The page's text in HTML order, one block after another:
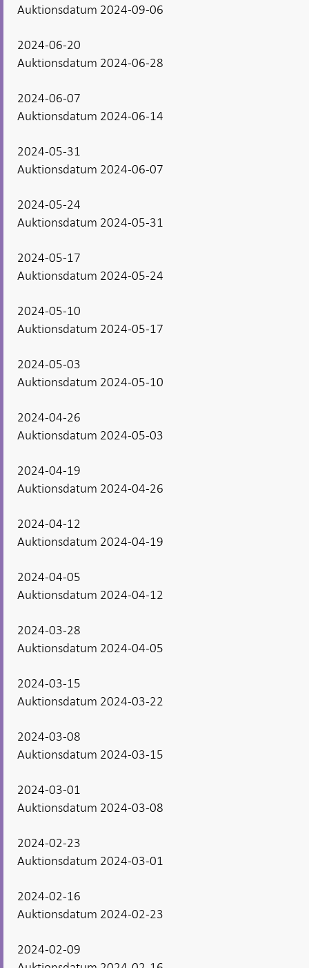
Auktionsdatum 2024-09-06
2024-06-20
Auktionsdatum 2024-06-28
2024-06-07
Auktionsdatum 2024-06-14
2024-05-31
Auktionsdatum 2024-06-07
2024-05-24
Auktionsdatum 2024-05-31
2024-05-17
Auktionsdatum 2024-05-24
2024-05-10
Auktionsdatum 2024-05-17
2024-05-03
Auktionsdatum 2024-05-10
2024-04-26
Auktionsdatum 2024-05-03
2024-04-19
Auktionsdatum 2024-04-26
2024-04-12
Auktionsdatum 2024-04-19
2024-04-05
Auktionsdatum 2024-04-12
2024-03-28
Auktionsdatum 2024-04-05
2024-03-15
Auktionsdatum 2024-03-22
2024-03-08
Auktionsdatum 2024-03-15
2024-03-01
Auktionsdatum 2024-03-08
2024-02-23
Auktionsdatum 2024-03-01
2024-02-16
Auktionsdatum 2024-02-23
2024-02-09